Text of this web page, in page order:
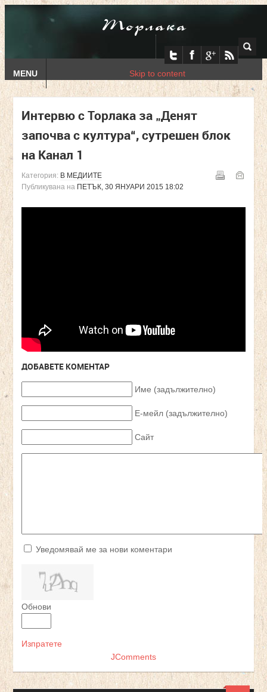
Торлака
MENU Skip to content
Интервю с Торлака за „Денят
започва с култура“, сутрешен блок
на Канал 1
Категория: В МЕДИИТЕ
Публикувана на ПЕТЪК, 30 ЯНУАРИ 2015 18:02
ДОБАВЕТЕ КОМЕНТАР
Име (задължително)
Е-мейл (задължително)
Сайт
Уведомявай ме за нови коментари
Обнови
Изпратете
JComments